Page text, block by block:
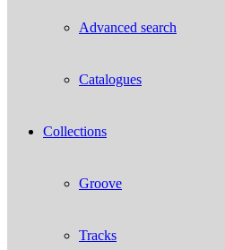
Advanced search
Catalogues
Collections
Groove
Tracks